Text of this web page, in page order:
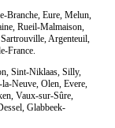
Branche, Eure, Melun,
Rueil-Malmaison,
Argenteuil,
France.
Sint-Niklaas, Silly,
Neuve, Olen, Evere,
Vaux-sur-Sûre,
Glabbeek-